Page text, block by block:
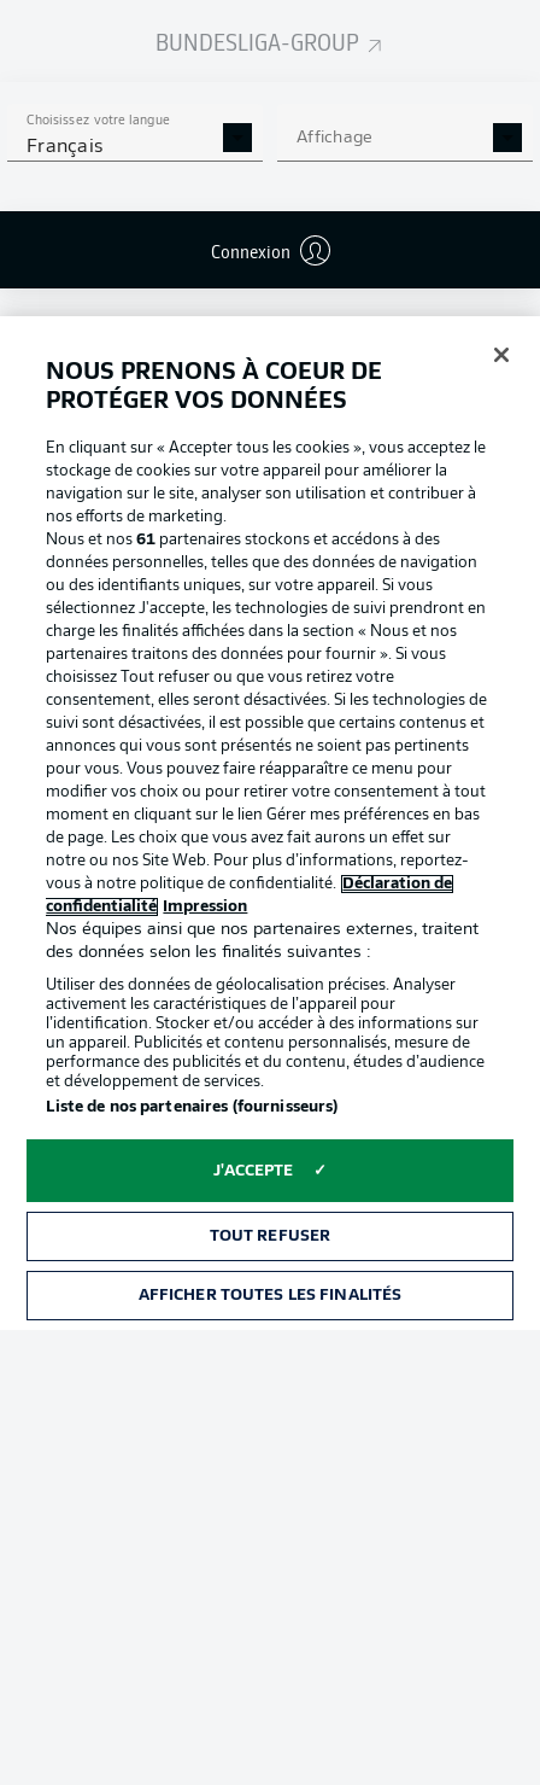
BUNDESLIGA-GROUP
Choisissez votre langue
Français Affichage
Connexion
Football as it's meant to be
BUNDESLIGA APP
Proposé par
services
Mentions Légales Gérer mes préférences
Diffuseurs
Travaux Contact
NOUS PRENONS À COEUR DE
PROTÉGER VOS DONNÉES
En cliquant sur « Accepter tous les cookies », vous acceptez le
stockage de cookies sur votre appareil pour améliorer la
navigation sur le site, analyser son utilisation et contribuer à
nos efforts de marketing.
Nous et nos61 partenaires stockons et accédons à des
données personnelles, telles que des données de navigation
ou des identifiants uniques, sur votre appareil. Si vous
sélectionnez J'accepte, les technologies de suivi prendront en
charge les finalités affichées dans la section « Nous et nos
partenaires traitons des données pour fournir ». Si vous
choisissez Tout refuser ou que vous retirez votre
consentement, elles seront désactivées. Si les technologies de
suivi sont désactivées, il est possible que certains contenus et
annonces qui vous sont présentés ne soient pas pertinents
pour vous. Vous pouvez faire réapparaître ce menu pour
modifier vos choix ou pour retirer votre consentement à tout
moment en cliquant sur le lien Gérer mes préférences en bas
de page. Les choix que vous avez fait aurons un effet sur
notre ou nos Site Web. Pour plus d’informations, reportez-
vous à notre politique de confidentialité.
Déclaration de
confidentialité
Impression
Nos équipes ainsi que nos partenaires externes, traitent
des données selon les finalités suivantes :
Utiliser des données de géolocalisation précises. Analyser
activement les caractéristiques de l’appareil pour
l’identification. Stocker et/ou accéder à des informations sur
un appareil. Publicités et contenu personnalisés, mesure de
performance des publicités et du contenu, études d’audience
et développement de services.
Liste de nos partenaires (fournisseurs)
J'ACCEPTE
TOUT REFUSER
AFFICHER TOUTES LES FINALITÉS